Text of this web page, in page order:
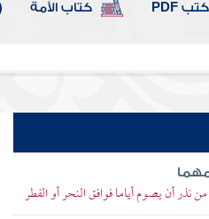
كتب PDF كتاب الأمة
أن يصوم أياما فوافق النحر أو الفطر